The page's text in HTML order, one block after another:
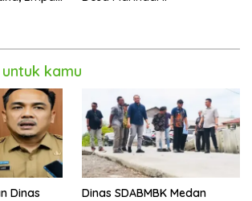
kamu
Dinas
Dinas SDABMBK Medan